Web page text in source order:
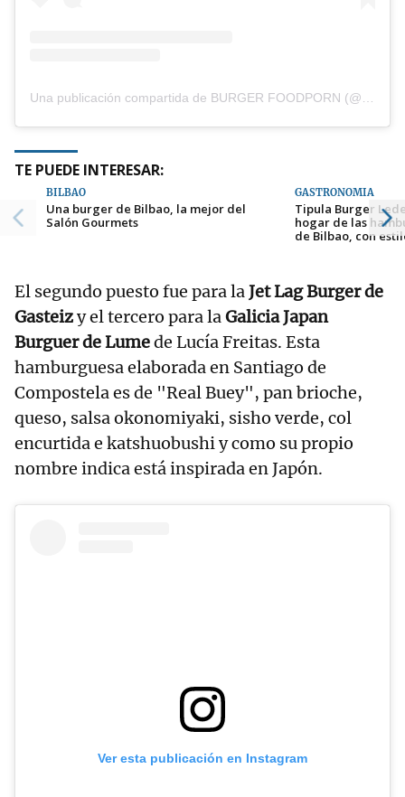
TE PUEDE INTERESAR:
BILBAO
Una burger de Bilbao, la mejor del
Salón Gourmets
GASTRONOMÍA
Tipula Burger
hogar de las
de Bilbao, con
El segundo puesto fue para laJet Lag Burger de
Gasteizy el tercero para laGalicia Japan
Burguer de Lumede Lucía Freitas. Esta
hamburguesa elaborada en Santiago de
Compostela es de "Real Buey", pan brioche,
queso, salsa okonomiyaki, sisho verde, col
encurtida e katshuobushi y como su propio
nombre indica está inspirada en Japón.
Ver esta publicación en Instagram